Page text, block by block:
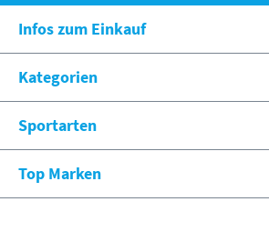
eshop@spexx.org
Infos zum Einkauf
Kategorien
Sportarten
Top Marken